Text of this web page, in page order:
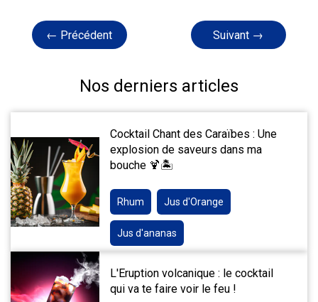
← Précédent Suivant →
Nos derniers articles
Cocktail Chant des Caraïbes : Une
explosion de saveurs dans ma
bouche 🍹🏝️
Rhum Jus d'Orange
Jus d'ananas
L'Eruption volcanique : le cocktail
qui va te faire voir le feu !